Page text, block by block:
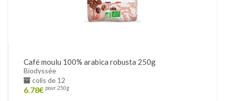
Café moulu 100% arabica robusta 250g
Biodyssée
colis de 12
6.78€ pour 250g